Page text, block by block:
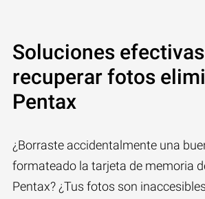
Soluciones
recuperar fotos
Pentax
¿Borraste accidentalmente una
formateado la tarjeta de memoria
Pentax? ¿Tus fotos son